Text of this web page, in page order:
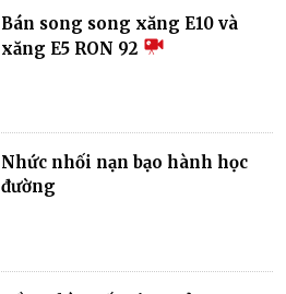
Bán song song xăng E10 và
xăng E5 RON 92
Nhức nhối nạn bạo hành học
đường